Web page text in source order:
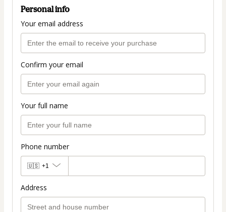
Personal info
Your email address
Confirm your email
Your full name
Phone number
🇺🇸 +1
Address